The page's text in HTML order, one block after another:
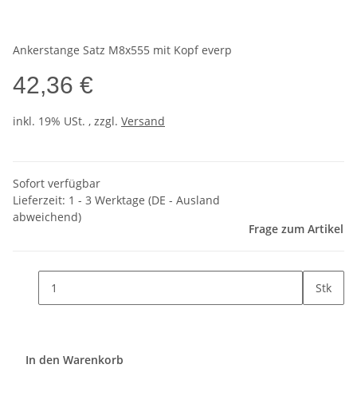
Ankerstange Satz M8x555 mit Kopf everp
42,36 €
inkl. 19% USt. , zzgl. Versand
Sofort verfügbar
Lieferzeit: 1 - 3 Werktage (DE - Ausland
abweichend)
Frage zum Artikel
Stk
In den Warenkorb